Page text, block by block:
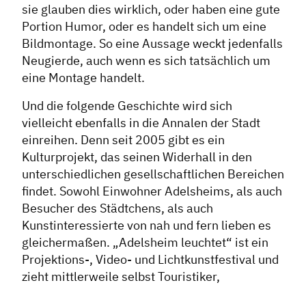
sie glauben dies wirklich, oder haben eine gute
Portion Humor, oder es handelt sich um eine
Bildmontage. So eine Aussage weckt jedenfalls
Neugierde, auch wenn es sich tatsächlich um
eine Montage handelt.
Und die folgende Geschichte wird sich
vielleicht ebenfalls in die Annalen der Stadt
einreihen. Denn seit 2005 gibt es ein
Kulturprojekt, das seinen Widerhall in den
unterschiedlichen gesellschaftlichen Bereichen
findet. Sowohl Einwohner Adelsheims, als auch
Besucher des Städtchens, als auch
Kunstinteressierte von nah und fern lieben es
gleichermaßen. „Adelsheim leuchtet“ ist ein
Projektions-, Video- und Lichtkunstfestival und
zieht mittlerweile selbst Touristiker,